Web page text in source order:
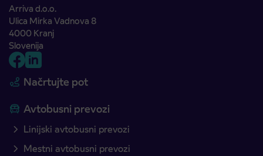
Arriva d.o.o.
Ulica Mirka Vadnova 8
4000 Kranj
Slovenija
Načrtujte pot
Avtobusni prevozi
Linijski avtobusni prevozi
Mestni avtobusni prevozi